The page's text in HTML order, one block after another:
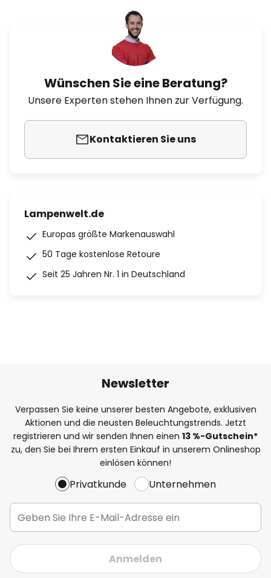
Wünschen Sie eine Beratung?
Unsere Experten stehen Ihnen zur Verfügung.
Kontaktieren Sie uns
Lampenwelt.de
Europas größte Markenauswahl
50 Tage kostenlose Retoure
Seit 25 Jahren Nr. 1 in Deutschland
Newsletter
Verpassen Sie keine unserer besten Angebote, exklusiven
Aktionen und die neusten Beleuchtungstrends. Jetzt
registrieren und wir senden Ihnen einen 13 %-Gutschein*
zu, den Sie bei Ihrem ersten Einkauf in unserem Onlineshop
einlösen können!
Privatkunde Unternehmen
Anmelden